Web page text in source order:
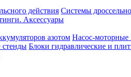
действия Системы
Аксессуары
азотом Насос-моторные
стенды Блоки гидравлические и